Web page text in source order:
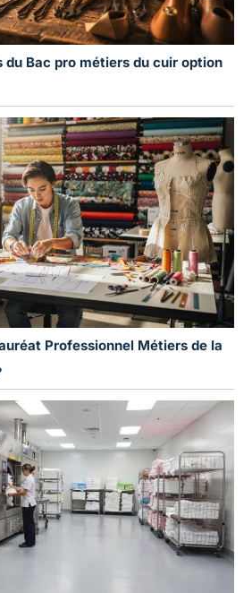
du Bac pro métiers du cuir option
Professionnel Métiers de la